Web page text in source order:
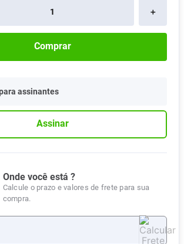
＋
Comprar
assinantes
Assinar
Onde você está ?
Calcule o prazo e valores de frete para sua
compra.